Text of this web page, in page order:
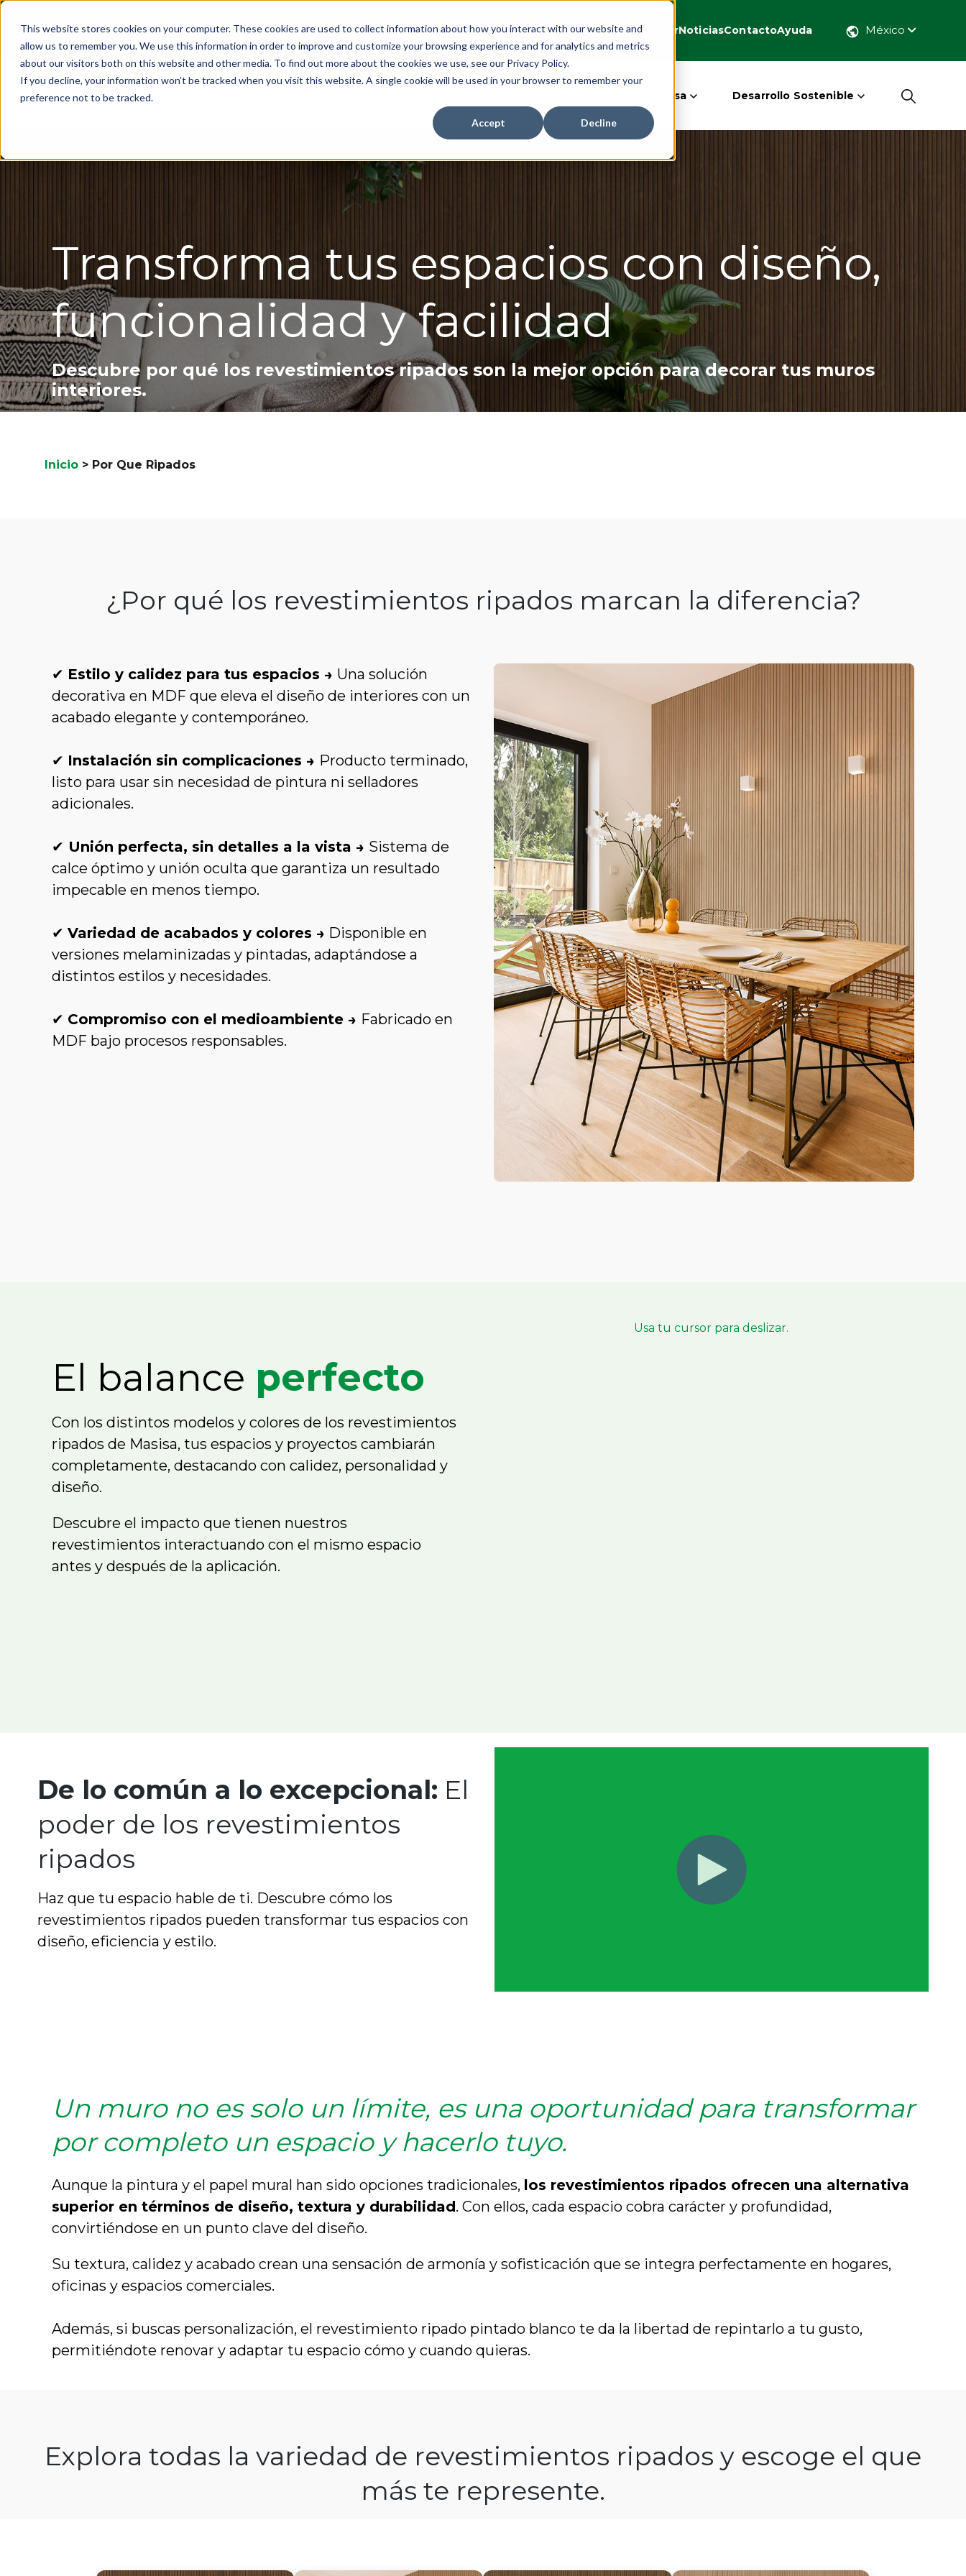
This website stores cookies on your computer. These cookies are used to collect information about how you interact with our website and
allow us to remember you. We use this information in order to improve and customize your browsing experience and for analytics and metrics
about our visitors both on this website and other media. To find out more about the cookies we use, see our Privacy Policy.
If you decline, your information won’t be tracked when you visit this website. A single cookie will be used in your browser to remember your
preference not to be tracked.
Accept Decline
InversionistasDónde ComprarNoticiasContactoAyuda México
Somos Masisa Desarrollo Sostenible
Transforma tus espacios con diseño,
funcionalidad y facilidad
Descubre por qué los revestimientos ripados son la mejor opción para decorar tus muros
interiores.
Inicio > Por Que Ripados
¿Por qué los revestimientos ripados marcan la diferencia?
✔ Estilo y calidez para tus espacios → Una solución
decorativa en MDF que eleva el diseño de interiores con un
acabado elegante y contemporáneo.
✔ Instalación sin complicaciones → Producto terminado,
listo para usar sin necesidad de pintura ni selladores
adicionales.
✔ Unión perfecta, sin detalles a la vista → Sistema de
calce óptimo y unión oculta que garantiza un resultado
impecable en menos tiempo.
✔ Variedad de acabados y colores → Disponible en
versiones melaminizadas y pintadas, adaptándose a
distintos estilos y necesidades.
✔ Compromiso con el medioambiente → Fabricado en
MDF bajo procesos responsables.
El balance perfecto
Con los distintos modelos y colores de los revestimientos
ripados de Masisa, tus espacios y proyectos cambiarán
completamente, destacando con calidez, personalidad y
diseño.
Descubre el impacto que tienen nuestros
revestimientos interactuando con el mismo espacio
antes y después de la aplicación.
Usa tu cursor para deslizar.
De lo común a lo excepcional: El
poder de los revestimientos
ripados
Haz que tu espacio hable de ti. Descubre cómo los
revestimientos ripados pueden transformar tus espacios con
diseño, eficiencia y estilo.
Un muro no es solo un límite, es una oportunidad para transformar
por completo un espacio y hacerlo tuyo.
Aunque la pintura y el papel mural han sido opciones tradicionales, los revestimientos ripados ofrecen una alternativa
superior en términos de diseño, textura y durabilidad. Con ellos, cada espacio cobra carácter y profundidad,
convirtiéndose en un punto clave del diseño.
Su textura, calidez y acabado crean una sensación de armonía y sofisticación que se integra perfectamente en hogares,
oficinas y espacios comerciales.
Además, si buscas personalización, el revestimiento ripado pintado blanco te da la libertad de repintarlo a tu gusto,
permitiéndote renovar y adaptar tu espacio cómo y cuando quieras.
Explora todas la variedad de revestimientos ripados y escoge el que
más te represente.